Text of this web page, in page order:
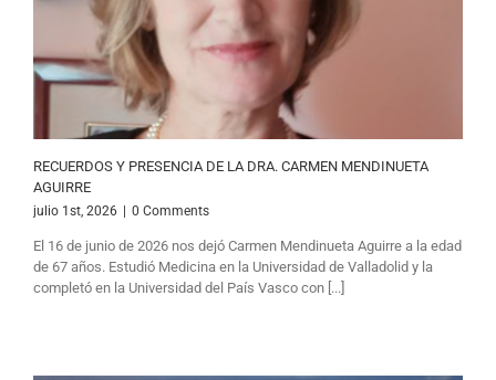
RECUERDOS Y PRESENCIA DE LA DRA. CARMEN MENDINUETA
AGUIRRE
julio 1st, 2026 0 Comments
El 16 de junio de 2026 nos dejó Carmen Mendinueta Aguirre a la edad
de 67 años. Estudió Medicina en la Universidad de Valladolid y la
completó en la Universidad del País Vasco con [...]